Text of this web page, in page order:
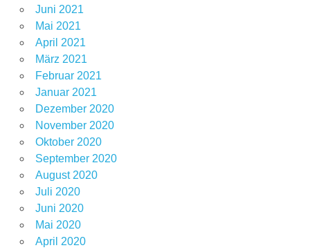
Juni 2021
Mai 2021
April 2021
März 2021
Februar 2021
Januar 2021
Dezember 2020
November 2020
Oktober 2020
September 2020
August 2020
Juli 2020
Juni 2020
Mai 2020
April 2020